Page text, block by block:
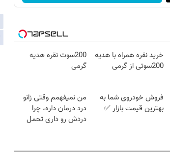
خرید نقره همراه با هدیه
200سوتی از گرمی
200سوت نقره هدیه
گرمی
فروش خودروی شما به
بهترین قیمت بازار ✅
من نمیفهمم وقتی زانو
درد درمان داره، چرا
دردش رو داری تحمل